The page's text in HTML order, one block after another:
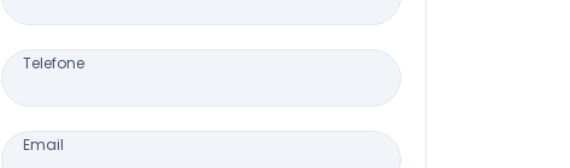
Telefone
Email